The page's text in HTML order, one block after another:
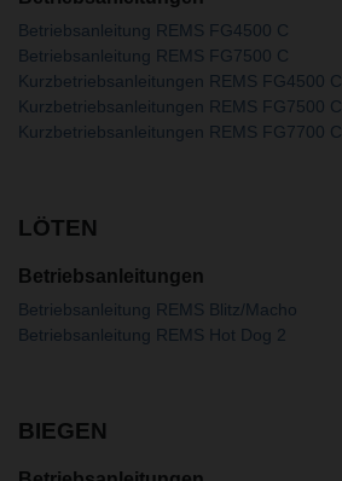
Betriebsanleitung REMS FG4500 C
Betriebsanleitung REMS FG7500 C
Kurzbetriebsanleitungen REMS FG4500 C
Kurzbetriebsanleitungen REMS FG7500 C
Kurzbetriebsanleitungen REMS FG7700 C
LÖTEN
Betriebsanleitungen
Betriebsanleitung REMS Blitz/Macho
Betriebsanleitung REMS Hot Dog 2
BIEGEN